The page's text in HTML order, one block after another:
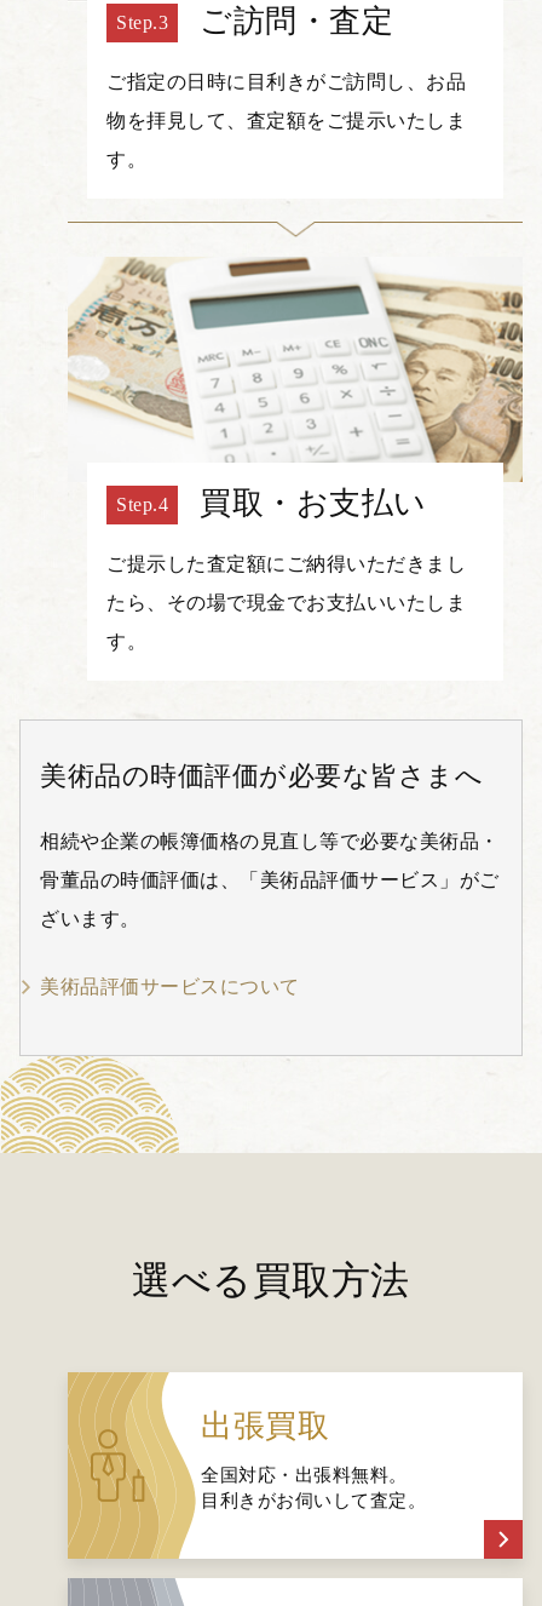
ご訪問・査定
ご指定の日時に目利きがご訪問し、お品
物を拝見して、査定額をご提示いたしま
す。
買取・お支払い
ご提示した査定額にご納得いただきまし
たら、その場で現金でお支払いいたしま
す。
美術品の時価評価が必要な皆さまへ
相続や企業の帳簿価格の見直し等で必要な美術品・
骨董品の時価評価は、「美術品評価サービス」がご
ざいます。
美術品評価サービスについて
選べる買取方法
出張買取
全国対応・出張料無料。
目利きがお伺いして査定。